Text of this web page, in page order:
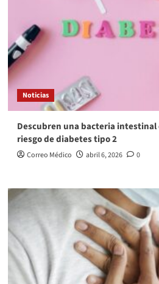
Noticias
Descubren una bacteria
riesgo de diabetes tipo 2
Correo Médico abril 6, 2026 0